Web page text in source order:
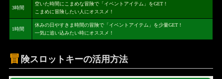
3時間
空いた時間にこまめな冒険で「イベントアイテム」をGET！
こまめに冒険したい人にオススメ！
1時間
休みの日やすきま時間の冒険で「イベントアイテム」を少量GET！
一気に追い込みたい時にオススメ！
冒 険スロットキーの活用方法